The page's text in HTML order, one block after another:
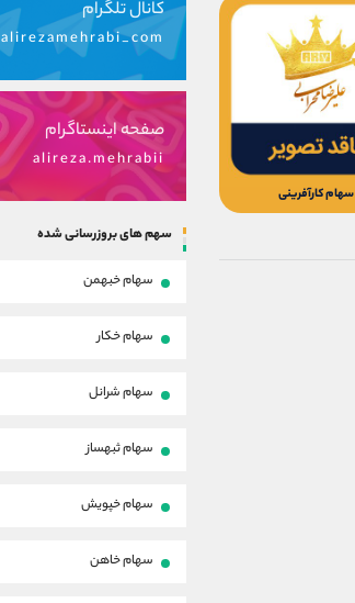
سهام کارآفرینی
کانال تلگرام
alirezamehrabi_com
صفحه اینستاگرام
alireza.mehrabii
سهم های بروزرسانی شده
سهام خبهمن
سهام خکار
سهام شرانل
سهام ثبهساز
سهام خپویش
سهام خاهن